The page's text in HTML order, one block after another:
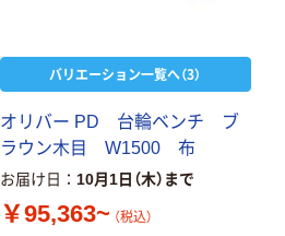
バリエーション一覧へ（3）
オリバー PD 台輪ベンチ ブ
ラウン木目 W1500 布
お届け日 10月1日（木）まで
￥95,363~ （税込）